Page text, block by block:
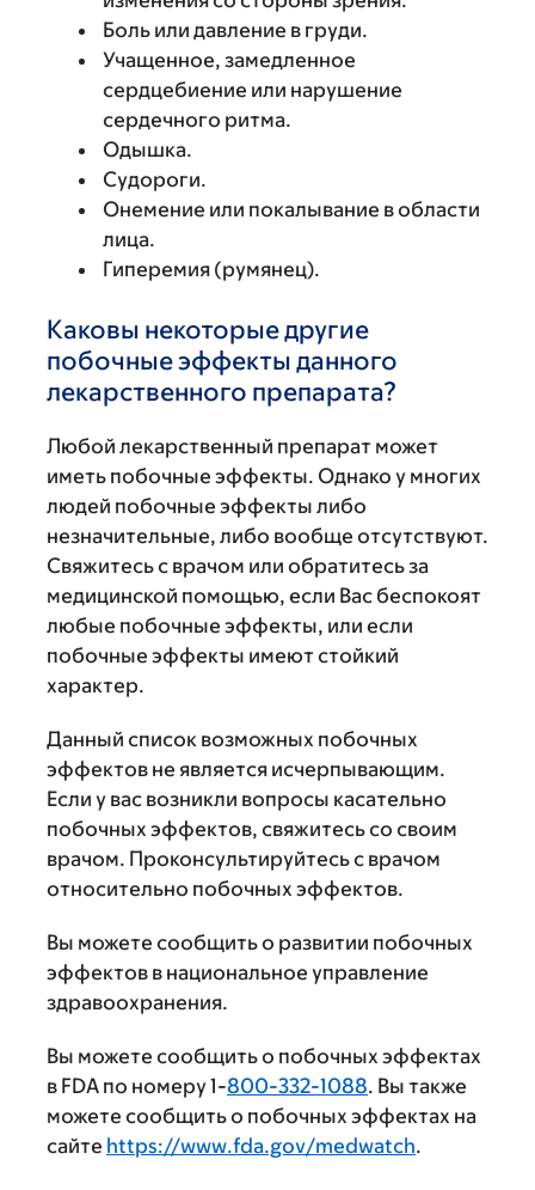
Боль или давление в груди.
Учащенное, замедленное
сердцебиение или нарушение
сердечного ритма.
Одышка.
Судороги.
Онемение или покалывание в области
лица.
Гиперемия (румянец).
Каковы некоторые другие
побочные эффекты данного
лекарственного препарата?
Любой лекарственный препарат может
иметь побочные эффекты. Однако у многих
людей побочные эффекты либо
незначительные, либо вообще отсутствуют.
Свяжитесь с врачом или обратитесь за
медицинской помощью, если Вас беспокоят
любые побочные эффекты, или если
побочные эффекты имеют стойкий
характер.
Данный список возможных побочных
эффектов не является исчерпывающим.
Если у вас возникли вопросы касательно
побочных эффектов, свяжитесь со своим
врачом. Проконсультируйтесь с врачом
относительно побочных эффектов.
Вы можете сообщить о развитии побочных
эффектов в национальное управление
здравоохранения.
Вы можете сообщить о побочных эффектах
в FDA по номеру 1-800-332-1088. Вы также
можете сообщить о побочных эффектах на
сайте https://www.fda.gov/medwatch.